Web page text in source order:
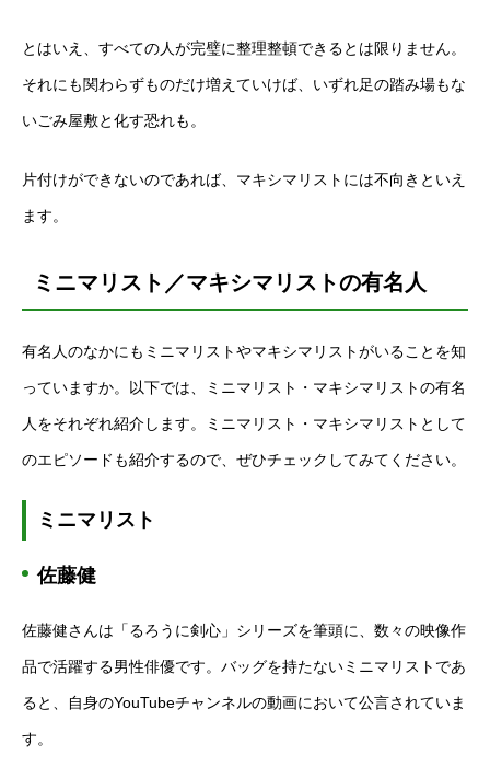
とはいえ、すべての人が完璧に整理整頓できるとは限りません。
それにも関わらずものだけ増えていけば、いずれ足の踏み場もな
いごみ屋敷と化す恐れも。
片付けができないのであれば、マキシマリストには不向きといえ
ます。
ミニマリスト／マキシマリストの有名人
有名人のなかにもミニマリストやマキシマリストがいることを知
っていますか。以下では、ミニマリスト・マキシマリストの有名
人をそれぞれ紹介します。ミニマリスト・マキシマリストとして
のエピソードも紹介するので、ぜひチェックしてみてください。
ミニマリスト
佐藤健
佐藤健さんは「るろうに剣心」シリーズを筆頭に、数々の映像作
品で活躍する男性俳優です。バッグを持たないミニマリストであ
ると、自身のYouTubeチャンネルの動画において公言されていま
す。